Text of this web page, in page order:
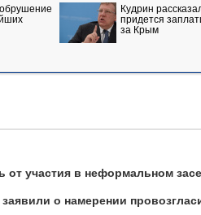
Кудрин
придется
за Крым
от участия в неформальном
о намерении